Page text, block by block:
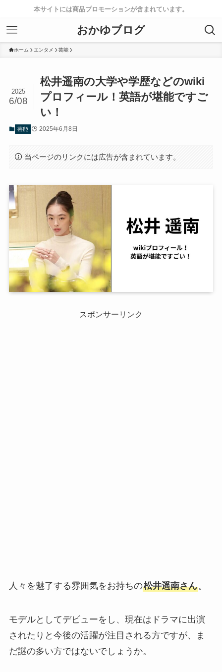
本サイトには商品プロモーションが含まれています。
おかゆブログ
ホーム エンタメ 芸能
松井遥南の大学や学歴などのwiki
プロフィール！英語が堪能ですご
い！
2025
6/08
芸能 2025年6月8日
当ページのリンクには広告が含まれています。
スポンサーリンク
人々を魅了する雰囲気をお持ちの松井遥南さん。
モデルとしてデビューをし、現在はドラマに出演
されたりと今後の活躍が注目される方ですが、ま
だ謎の多い方ではないでしょうか。